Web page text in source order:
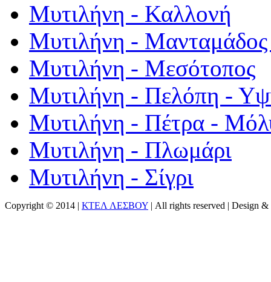
Μυτιλήνη - Καλλονή
Μυτιλήνη - Μανταμάδος
Μυτιλήνη - Μεσότοπος
Μυτιλήνη - Πελόπη -
Μυτιλήνη - Πέτρα -
Μυτιλήνη - Πλωμάρι
Μυτιλήνη - Σίγρι
Copyright © 2014 | ΚΤΕΛ ΛΕΣΒΟΥ | All rights reserved | Design &